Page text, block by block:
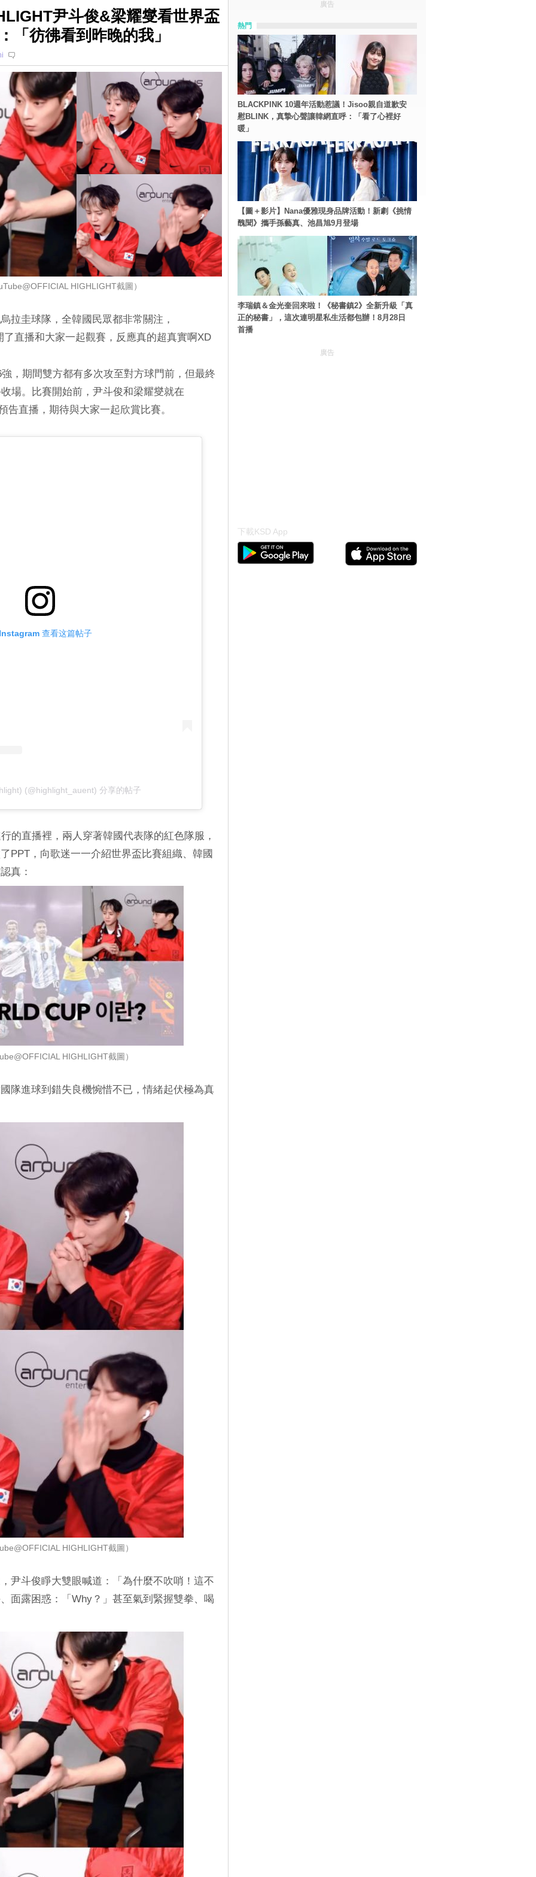
尹斗俊&梁耀燮看世界盃
「彷彿看到昨晚的我」
HIGHLIGHT截圖）
拉圭球隊，全韓國民眾都非常關注，
了直播和大家一起觀賽，反應真的超真實啊XD
，期間雙方都有多次攻至對方球門前，但最終
場。比賽開始前，尹斗俊和梁耀燮就在
告直播，期待與大家一起欣賞比賽。
查看这篇帖子
(@highlight_auent) 分享的帖子
的直播裡，兩人穿著韓國代表隊的紅色隊服，
PPT，向歌迷一一介紹世界盃比賽組織、韓國
真：
HIGHLIGHT截圖）
隊進球到錯失良機惋惜不已，情緒起伏極為真
HIGHLIGHT截圖）
尹斗俊睜大雙眼喊道：「為什麼不吹哨！這不
面露困惑：「Why？」甚至氣到緊握雙拳、喝
廣告
熱門
BLACKPINK 10週年活動惹議！Jisoo親自道歉安
慰BLINK，真摯心聲讓韓網直呼：「看了心裡好
暖」
【圖＋影片】Nana優雅現身品牌活動！新劇《挑情
醜聞》攜手孫藝真、池昌旭9月登場
李瑞鎮＆金光奎回來啦！《秘書鎮2》全新升級「真
正的秘書」，這次連明星私生活都包辦！8月28日
首播
廣告
下載KSD App